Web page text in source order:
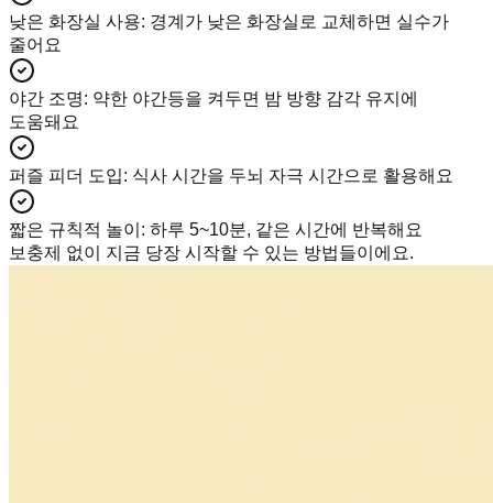
낮은 화장실 사용: 경계가 낮은 화장실로 교체하면 실수가
줄어요
야간 조명: 약한 야간등을 켜두면 밤 방향 감각 유지에
도움돼요
퍼즐 피더 도입: 식사 시간을 두뇌 자극 시간으로 활용해요
짧은 규칙적 놀이 : 하루 5~10분, 같은 시간에 반복해요
보충제 없이 지금 당장 시작할 수 있는 방법들이에요.